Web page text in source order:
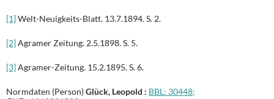
[1]Welt-Neuigkeits-Blatt. 13.7.1894. S. 2.
[2]Agramer Zeitung. 2.5.1898. S. 5.
[3]Agramer-Zeitung. 15.2.1895. S. 6.
Normdaten (Person)Glück, Leopold : BBL: 30448;